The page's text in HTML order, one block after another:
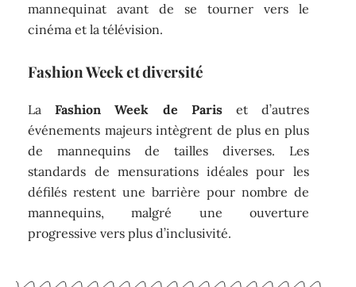
mannequinat avant de se tourner vers le
cinéma et la télévision.
Fashion Week et diversité
LaFashion Week de Pariset d’autres
événements majeurs intègrent de plus en plus
de mannequins de tailles diverses. Les
standards de mensurations idéales pour les
défilés restent une barrière pour nombre de
mannequins, malgré une ouverture
progressive vers plus d’inclusivité.